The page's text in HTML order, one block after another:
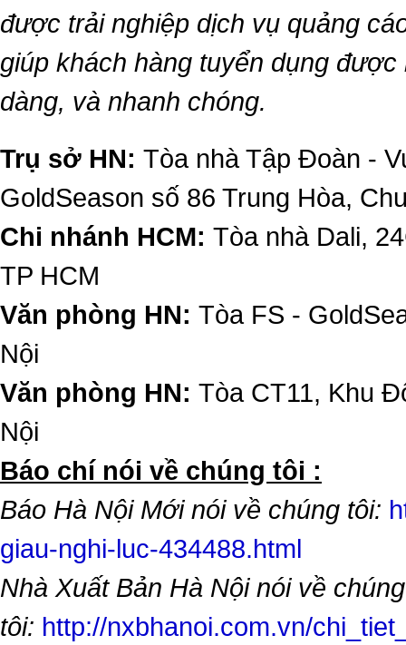
được trải nghiệp dịch vụ quảng
giúp khách hàng tuyển dụng
dàng, và nhanh chóng.
Trụ sở HN: Tòa nhà Tập Đoàn -
GoldSeason số 86 Trung Hòa,
Chi nhánh HCM: Tòa nhà Dali,
TP HCM
Văn phòng HN: Tòa FS -
Nội
Văn phòng HN: Tòa CT11, Khu
Nội
​Báo chí nói về chúng tôi :
Báo Hà Nội Mới nói về chúng tôi:
giau-nghi-luc-434488.html
Nhà Xuất Bản Hà Nội nói về chúng
tôi: http://nxbhanoi.com.vn/